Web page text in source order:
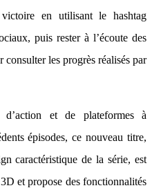
en utilisant le hashtag
puis rester à l’écoute des
les progrès réalisés par
d’action et de plateformes à
épisodes, ce nouveau titre,
caractéristique de la série, est
et propose des fonctionnalités